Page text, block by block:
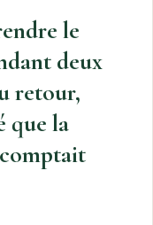
le
deux
retour,
que la